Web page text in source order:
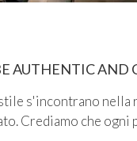
AUTHENTIC AND
s'incontrano
Crediamo che ogni